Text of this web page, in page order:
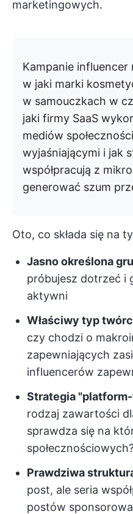
marketingowych.
Kampanie
w jaki marki
w samouczkach w
jaki firmy SaaS
mediów
wyjaśniającymi i jak
współpracują z
generować szum
Oto, co składa się na
Jasno określona
próbujesz dotrzeć i
aktywni
Właściwy typ
czy chodzi o
zapewniających
influencerów
Strategia
rodzaj zawartości
sprawdza się na
Prawdziwa
post, ale seria
postów